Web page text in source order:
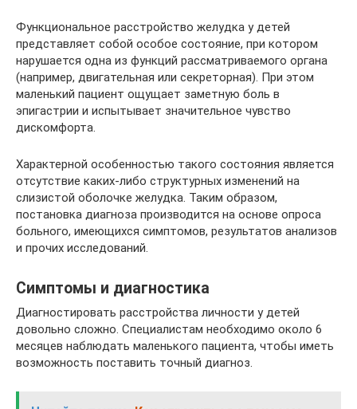
Функциональное расстройство желудка у детей
представляет собой особое состояние, при котором
нарушается одна из функций рассматриваемого органа
(например, двигательная или секреторная). При этом
маленький пациент ощущает заметную боль в
эпигастрии и испытывает значительное чувство
дискомфорта.
Характерной особенностью такого состояния является
отсутствие каких-либо структурных изменений на
слизистой оболочке желудка. Таким образом,
постановка диагноза производится на основе опроса
больного, имеющихся симптомов, результатов анализов
и прочих исследований.
Симптомы и диагностика
Диагностировать расстройства личности у детей
довольно сложно. Специалистам необходимо около 6
месяцев наблюдать маленького пациента, чтобы иметь
возможность поставить точный диагноз.